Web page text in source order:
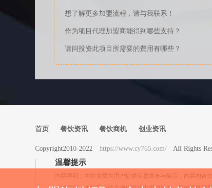
想了解更多加盟流程，请与我联系！
作为项目代理加盟商能得到哪些支持？
请问投资此项目所需要的费用有哪些？
首页 餐饮资讯 餐饮商机 创业资讯
Copyright2010-2022 https://www.cy765.com/ All Rights
温馨提示
内容声明：本站免费为用户提供信息发布与展示，内容的合